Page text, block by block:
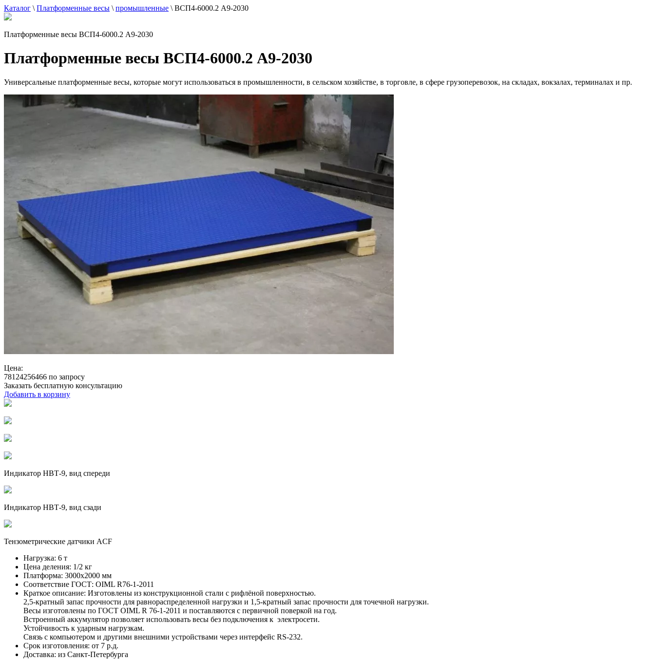
Каталог \ Платформенные весы \ промышленные \ ВСП4-6000.2 А9-2030
Платформенные весы ВСП4-6000.2 А9-2030
Платформенные весы ВСП4-6000.2 А9-2030
Универсальные платформенные весы, которые могут использоваться в промышленности, в сельском хозяйстве, в торговле, в сфере грузоперевозок, на складах, вокзалах, терминалах и пр.
Цена:
78124256466 по запросу
Заказать бесплатную консультацию
Добавить в корзину
Индикатор НВТ-9, вид спереди
Индикатор НВТ-9, вид сзади
Тензометрические датчики ACF
Нагрузка: 6 т
Цена деления: 1/2 кг
Платформа: 3000х2000 мм
Соответствие ГОСТ: OIML R76-1-2011
Краткое описание: Изготовлены из конструкционной стали с рифлёной поверхностью.
2,5-кратный запас прочности для равнораспределенной нагрузки и 1,5-кратный запас прочности для точечной нагрузки.
Весы изготовлены по ГОСТ OIML R 76-1-2011 и поставляются с первичной поверкой на год.
Встроенный аккумулятор позволяет использовать весы без подключения к электросети.
Устойчивость к ударным нагрузкам.
Связь с компьютером и другими внешними устройствами через интерфейс RS-232.
Срок изготовления: от 7 р.д.
Доставка: из Санкт-Петербурга